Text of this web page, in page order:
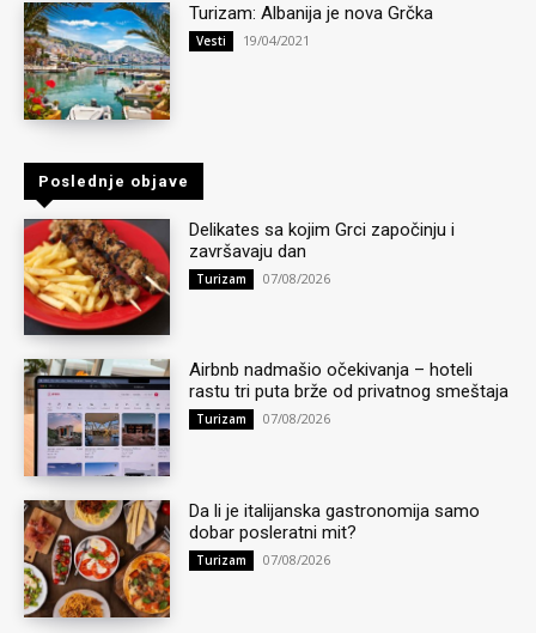
Turizam: Albanija je nova Grčka
Vesti 19/04/2021
Poslednje objave
Delikates sa kojim Grci započinju i
završavaju dan
Turizam 07/08/2026
Airbnb nadmašio očekivanja – hoteli
rastu tri puta brže od privatnog smeštaja
Turizam 07/08/2026
Da li je italijanska gastronomija samo
dobar posleratni mit?
Turizam 07/08/2026